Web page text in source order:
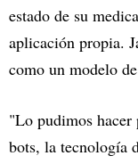
estado de su
aplicación propia.
como un modelo
"Lo pudimos hacer
bots, la tecnología